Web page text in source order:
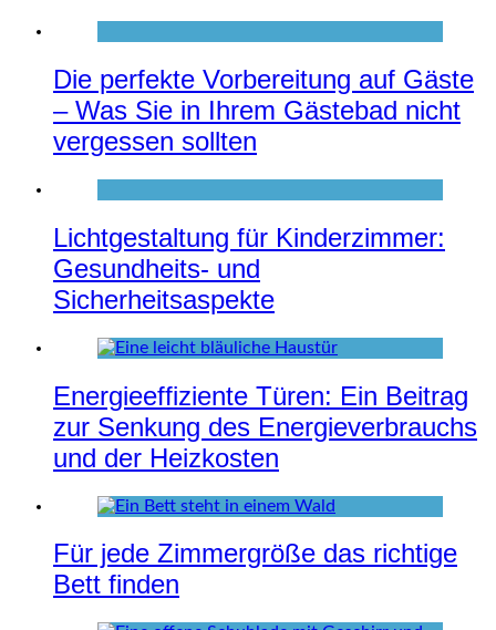
Die perfekte Vorbereitung auf Gäste
– Was Sie in Ihrem Gästebad nicht
vergessen sollten
Lichtgestaltung für Kinderzimmer:
Gesundheits- und
Sicherheitsaspekte
Energieeffiziente Türen: Ein Beitrag
zur Senkung des Energieverbrauchs
und der Heizkosten
Für jede Zimmergröße das richtige
Bett finden